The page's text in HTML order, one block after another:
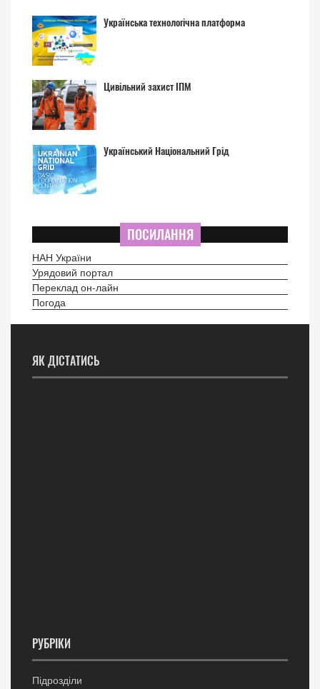
Українська технологічна платформа
Цивільний захист ІПМ
Український Національний Грід
ПОСИЛАННЯ
НАН України
Урядовий портал
Переклад он-лайн
Погода
ЯК ДІСТАТИСЬ
РУБРІКИ
Підрозділи